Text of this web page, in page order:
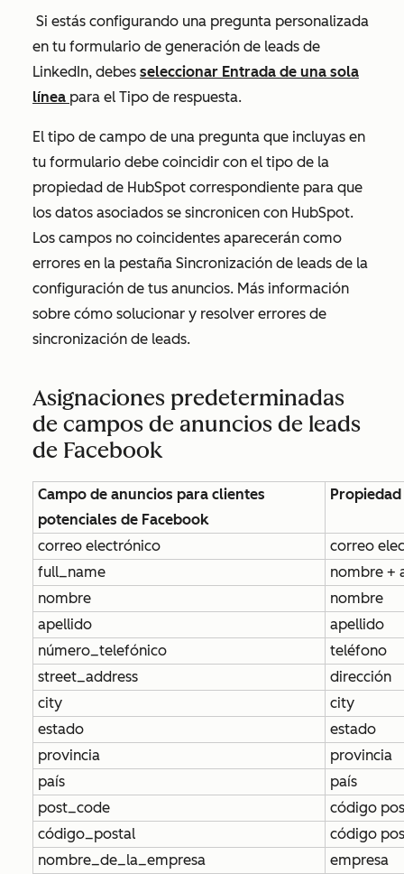
Si estás configurando una pregunta personalizada
en tu formulario de generación de leads de
LinkedIn, debes seleccionar Entrada de una sola
línea para el Tipo de respuesta.
El tipo de campo de una pregunta que incluyas en
tu formulario debe coincidir con el tipo de la
propiedad de HubSpot correspondiente para que
los datos asociados se sincronicen con HubSpot.
Los campos no coincidentes aparecerán como
errores en la pestaña Sincronización de leads de la
configuración de tus anuncios. Más información
sobre cómo solucionar y resolver errores de
sincronización de leads.
Asignaciones predeterminadas
de campos de anuncios de leads
de Facebook
Campo de anuncios para clientes
potenciales de Facebook
correo electrónico
correo
full_name
nombre +
nombre
nombre
apellido
apellido
número_telefónico
teléfono
street_address
dirección
city
city
estado
estado
provincia
provincia
país
país
post_code
código
código_postal
código
nombre_de_la_empresa
empresa